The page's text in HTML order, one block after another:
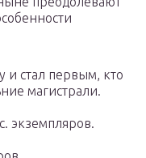
и стал первым, кто
магистрали.
экземпляров.